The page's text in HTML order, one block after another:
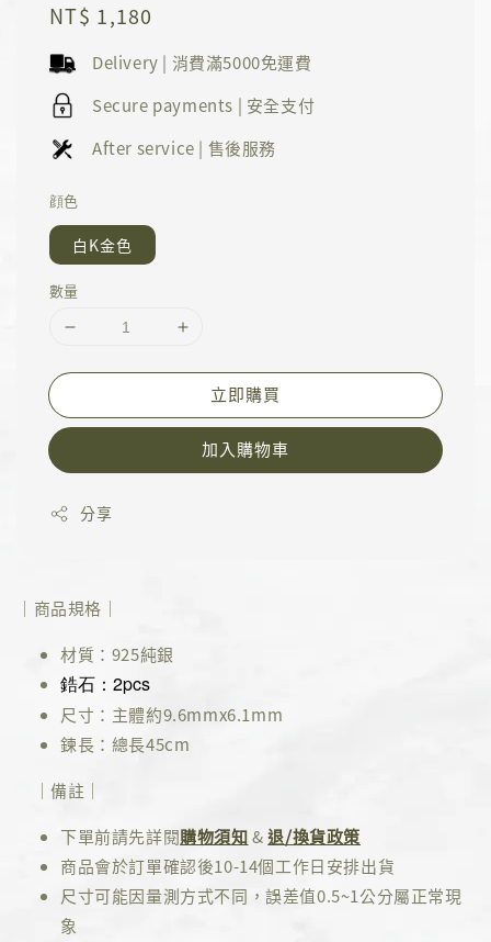
Regular
NT$ 1,180
Delivery | 消費滿5000免運費
Secure payments | 安全支付
After service | 售後服務
顔色
白K金色
數量
立即購買
加入購物車
分享
｜商品規格｜
材質：925純銀
鋯石 ：2pcs
尺寸：主體約9.6mmx6.1mm
鍊長：總長45cm
｜備註｜
下單前請先詳閱購物須知&退/換貨政策
商品會於訂單確認後10-14個工作日安排出貨
尺寸可能因量測方式不同，誤差值0.5~1公分屬正常現
象